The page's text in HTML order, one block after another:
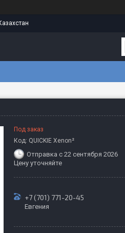
Под заказ
Код: QUICKIE Xenon²
Отправка с 22 сентября 2026
Цену уточняйте
+7 (701) 771-20-45
Евгения